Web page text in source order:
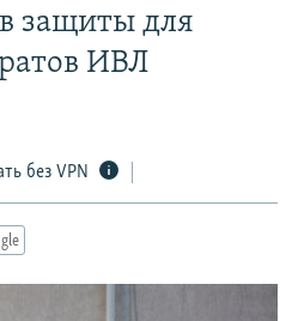
защиты для
ИВЛ
без VPN